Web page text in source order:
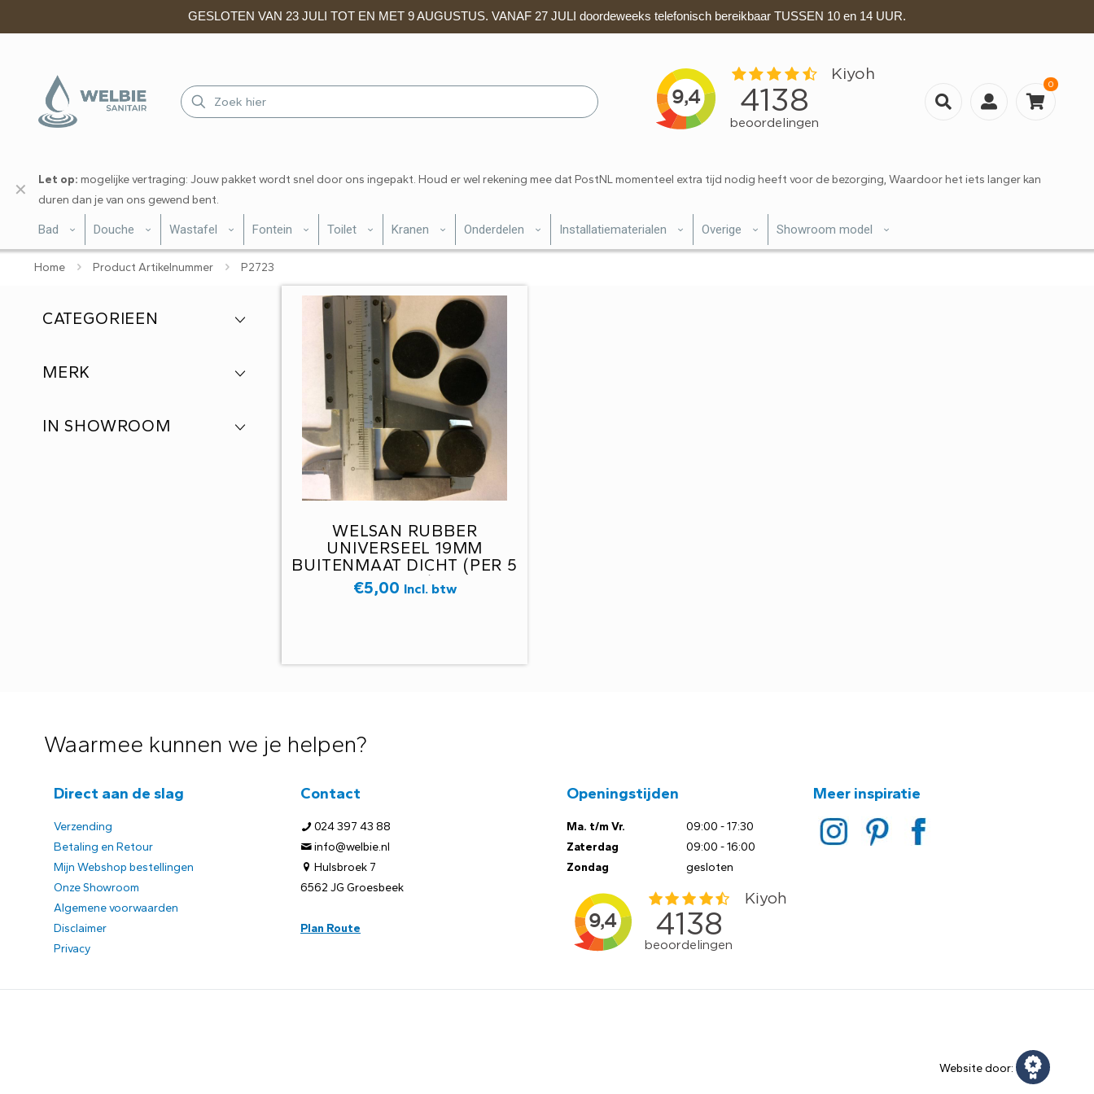
GESLOTEN VAN 23 JULI TOT EN MET 9 AUGUSTUS. VANAF 27 JULI doordeweeks telefonisch bereikbaar TUSSEN 10 en 14 UUR.
0
Let op: mogelijke vertraging: Jouw pakket wordt snel door ons ingepakt. Houd er wel rekening mee dat PostNL momenteel extra tijd nodig heeft voor de bezorging, Waardoor het iets langer kan
duren dan je van ons gewend bent.
✕
Bad Douche Wastafel Fontein Toilet Kranen Onderdelen Installatiematerialen Overige Showroom model
Home Product Artikelnummer P2723
WELSAN RUBBER
UNIVERSEEL 19MM
BUITENMAAT DICHT (PER 5
STUKS)
€5,00 Incl. btw
CATEGORIEEN
MERK
IN SHOWROOM
Waarmee kunnen we je helpen?
Direct aan de slag
Verzending
Betaling en Retour
Mijn Webshop bestellingen
Onze Showroom
Algemene voorwaarden
Disclaimer
Privacy
Contact
024 397 43 88
info@welbie.nl
Hulsbroek 7
6562 JG Groesbeek
Plan Route
Openingstijden
Ma. t/m Vr.
Zaterdag
Zondag
09:00 - 17:30
09:00 - 16:00
gesloten
Meer inspiratie
Website door: